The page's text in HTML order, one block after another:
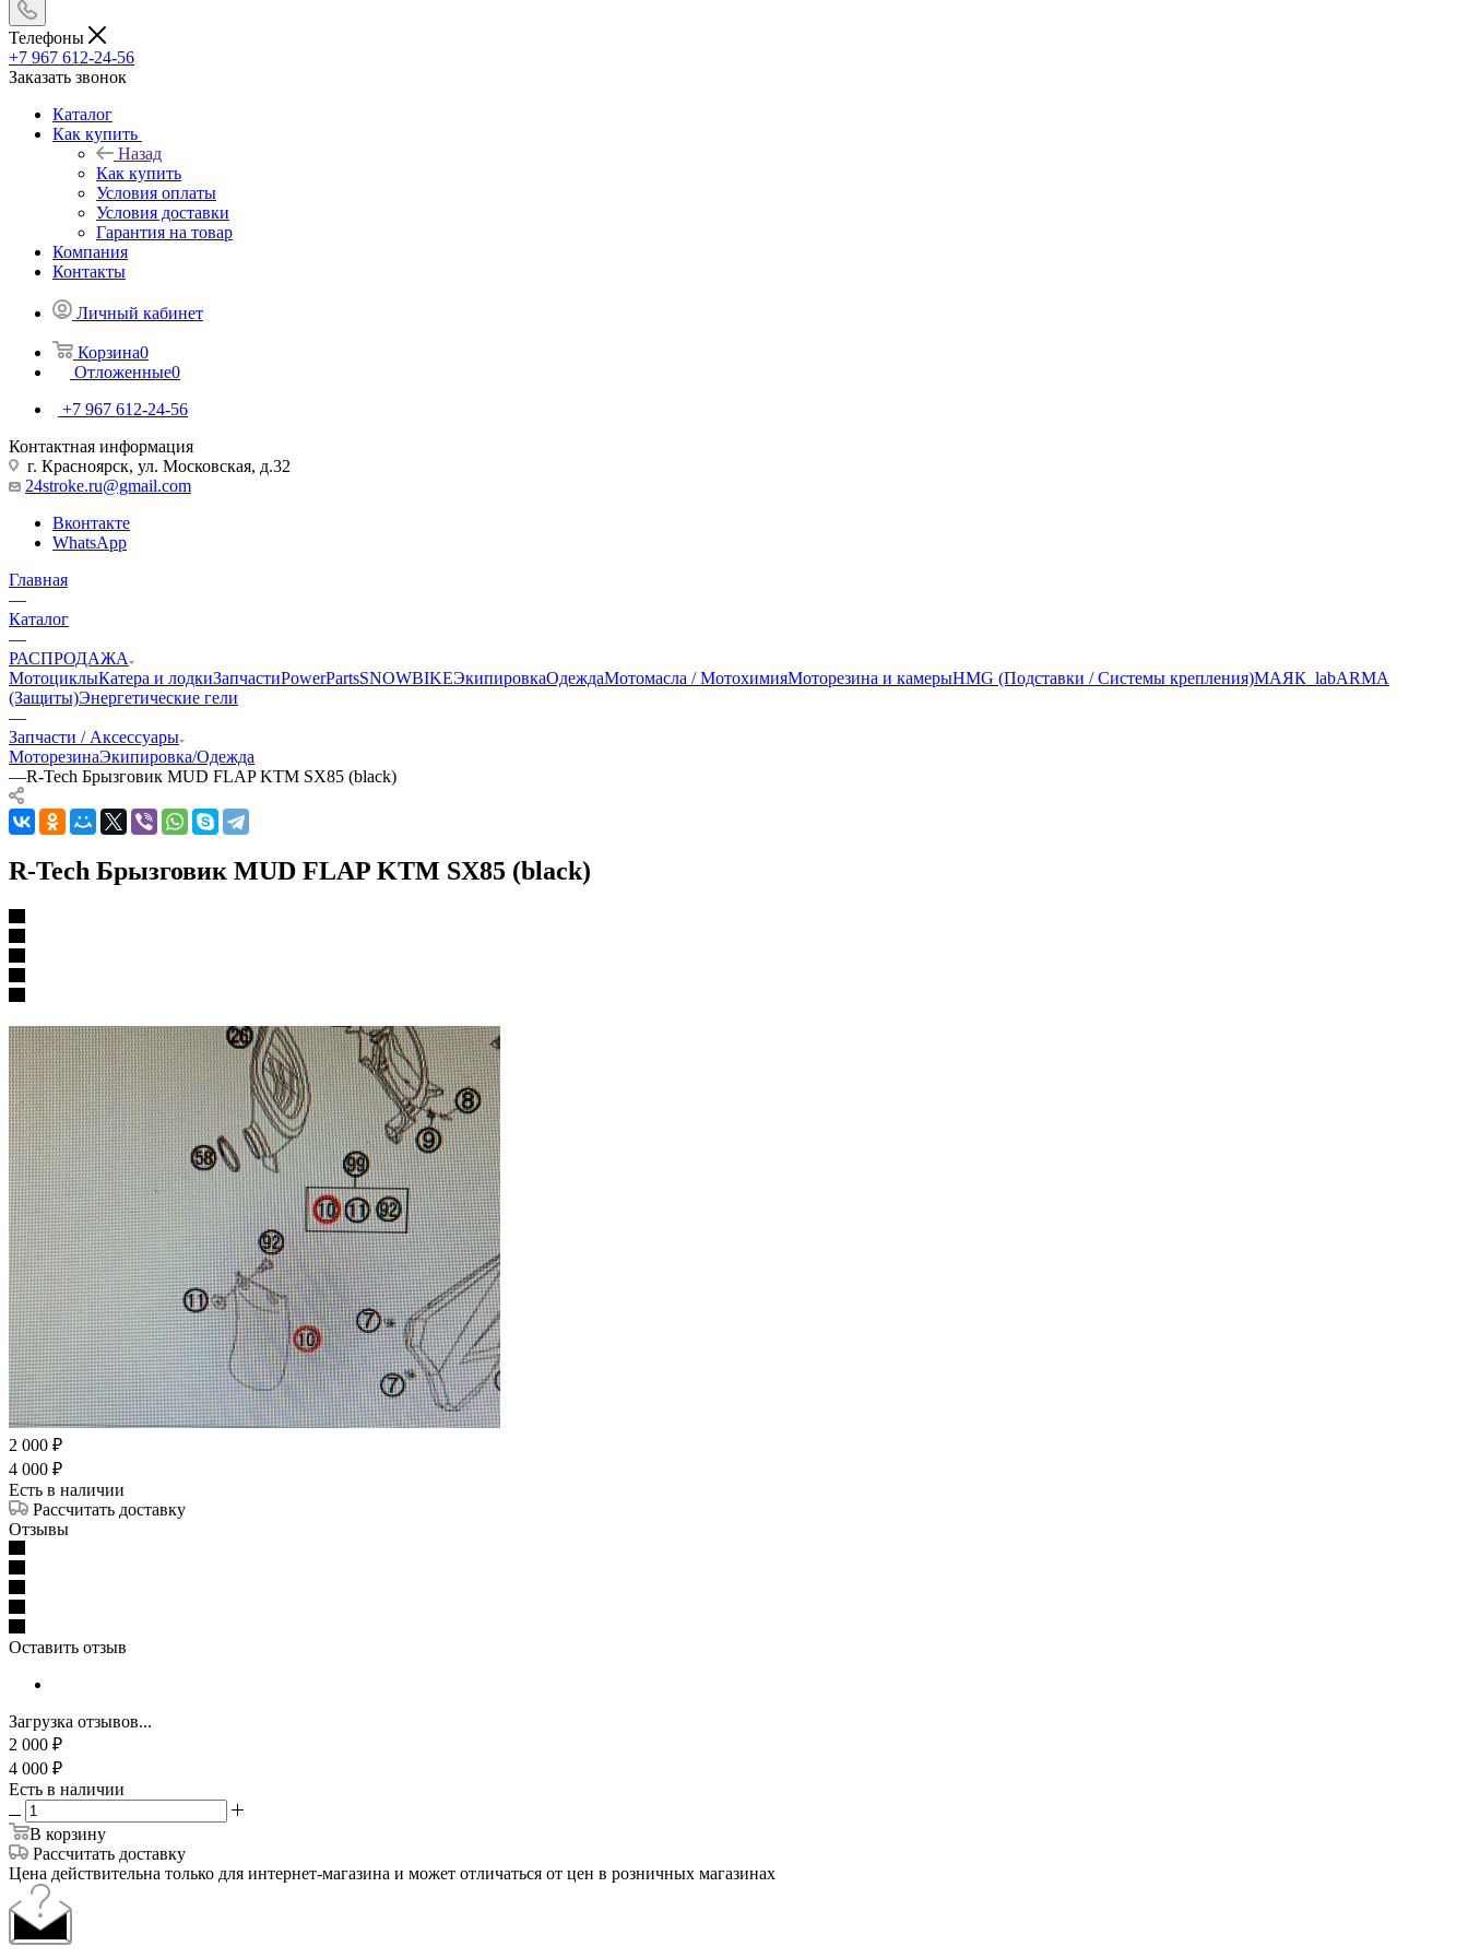
Телефоны
+7 967 612-24-56
Заказать звонок
Каталог
Как купить
Назад
Как купить
Условия оплаты
Условия доставки
Гарантия на товар
Компания
Контакты
Личный кабинет
Корзина0
Отложенные0
+7 967 612-24-56
Контактная информация
г. Красноярск, ул. Московская, д.32
24stroke.ru@gmail.com
Вконтакте
WhatsApp
Главная
—
Каталог
—
РАСПРОДАЖА
МотоциклыКатера и лодкиЗапчастиPowerPartsSNOWBIKEЭкипировкаОдеждаМотомасла / МотохимияМоторезина и камерыHMG (Подставки / Системы крепления)МАЯК_labARMA
(Защиты)Энергетические гели
—
Запчасти / Аксессуары
МоторезинаЭкипировка/Одежда
—R-Tech Брызговик MUD FLAP KTM SX85 (black)
R-Tech Брызговик MUD FLAP KTM SX85 (black)
2 000 ₽
4 000 ₽
Есть в наличии
Рассчитать доставку
Отзывы
Оставить отзыв
Загрузка отзывов...
2 000 ₽
4 000 ₽
Есть в наличии
В корзину
Рассчитать доставку
Цена действительна только для интернет-магазина и может отличаться от цен в розничных магазинах